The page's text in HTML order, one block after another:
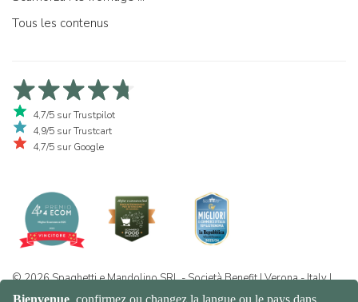
Tous les contenus
4,7/5 sur Trustpilot
4,9/5 sur Trustcart
4,7/5 sur Google
© 2026 Spaghetti e Mandolino SRL - Società Benefit | Verona - Italy |
+39 351 865 9444 | P.I. IT04913730232 | Certificazione BIO: IT-BIO-